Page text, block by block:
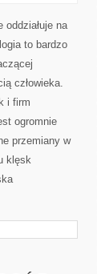
na
to bardzo
człowieka.
i firm
ogromnie
przemiany w
klęsk